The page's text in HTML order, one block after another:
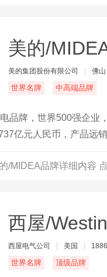
美的/
美的集团股份有限公司 佛山
世界名牌 中高端品牌
品牌，世界500强企
亿元人民币，产品远
/MIDEA品牌详细内容
西屋/
西屋电气公司 美国
世界名牌 顶级品牌